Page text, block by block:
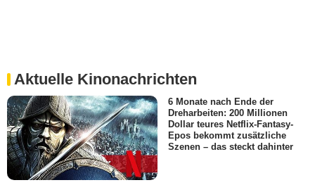
Aktuelle Kinonachrichten
6 Monate nach Ende der
Dreharbeiten: 200 Millionen
Dollar teures Netflix-Fantasy-
Epos bekommt zusätzliche
Szenen – das steckt dahinter